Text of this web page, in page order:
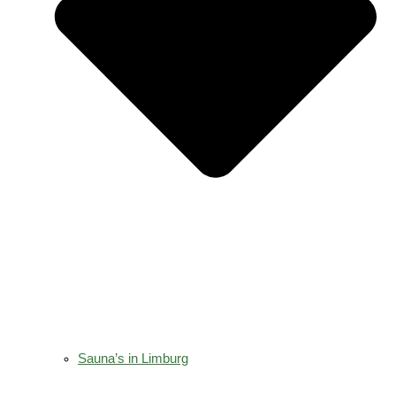
Sauna’s in Limburg